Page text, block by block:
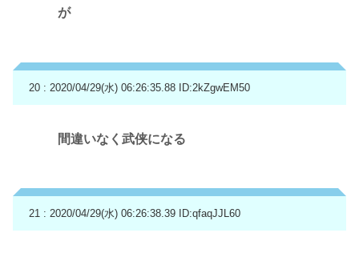
が
20 : 2020/04/29(水) 06:26:35.88 ID:2kZgwEM50
間違いなく武侠になる
21 : 2020/04/29(水) 06:26:38.39 ID:qfaqJJL60